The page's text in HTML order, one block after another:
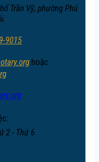
Trần Vỹ, phường Phú
9015
hoặc
2 - Thứ 6